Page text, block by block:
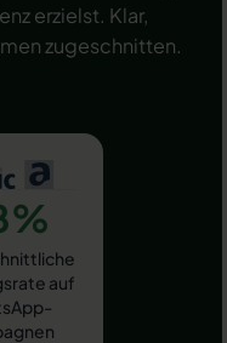
erzielst. Klar,
zugeschnitten.
auf